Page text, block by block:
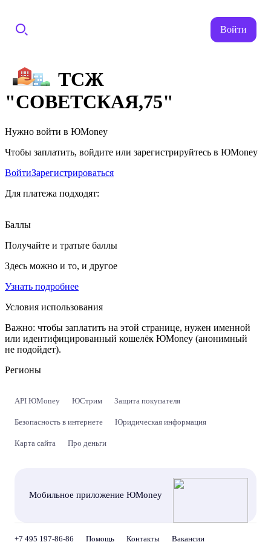
Войти
ТСЖ
"СОВЕТСКАЯ,75"
Нужно войти в ЮMoney
Чтобы заплатить, войдите или зарегистрируйтесь в ЮMoney
ВойтиЗарегистрироваться
Для платежа подходят:
Баллы
Получайте и тратьте баллы
Здесь можно и то, и другое
Узнать подробнее
Условия использования
Важно: чтобы заплатить на этой странице, нужен именной
или идентифицированный кошелёк ЮMoney (анонимный
не подойдет).
Регионы
API ЮMoney ЮСтрим Защита покупателя
Безопасность в интернете Юридическая информация
Карта сайта Про деньги
Мобильное приложение ЮMoney
+7 495 197-86-86 Помощь Контакты Вакансии